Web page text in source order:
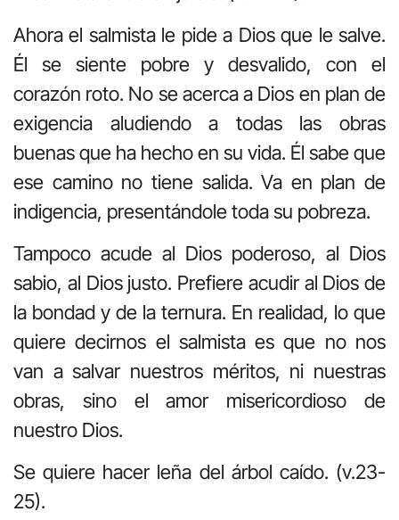
Ahora el salmista le pide a Dios que le salve.
Él se siente pobre y desvalido, con el
corazón roto. No se acerca a Dios en plan de
exigencia aludiendo a todas las obras
buenas que ha hecho en su vida. Él sabe que
ese camino no tiene salida. Va en plan de
indigencia, presentándole toda su pobreza.
Tampoco acude al Dios poderoso, al Dios
sabio, al Dios justo. Prefiere acudir al Dios de
la bondad y de la ternura. En realidad, lo que
quiere decirnos el salmista es que no nos
van a salvar nuestros méritos, ni nuestras
obras, sino el amor misericordioso de
nuestro Dios.
Se quiere hacer leña del árbol caído. (v.23-
25).